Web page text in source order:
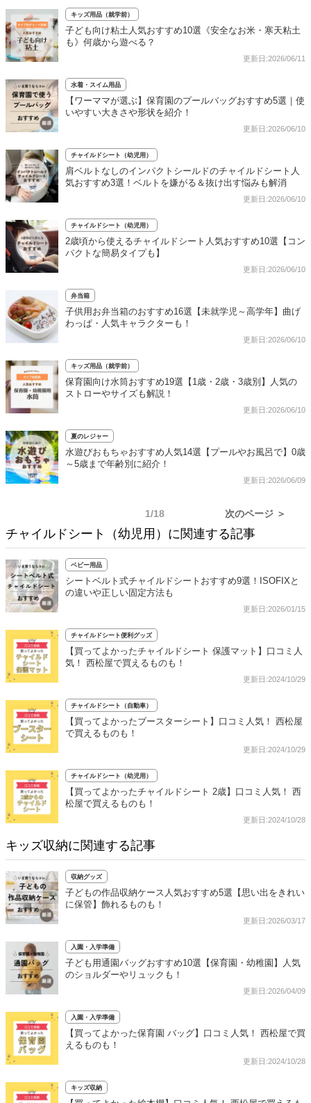
キッズ用品（就学前）
子ども向け粘土人気おすすめ10選《安全なお米・寒天粘土
も》何歳から遊べる？
更新日:2026/06/11
水着・スイム用品
【ワーママが選ぶ】保育園のプールバッグおすすめ5選｜使
いやすい大きさや形状を紹介！
更新日:2026/06/10
チャイルドシート（幼児用）
肩ベルトなしのインパクトシールドのチャイルドシート人
気おすすめ3選！ベルトを嫌がる＆抜け出す悩みも解消
更新日:2026/06/10
チャイルドシート（幼児用）
2歳頃から使えるチャイルドシート人気おすすめ10選【コン
パクトな簡易タイプも】
更新日:2026/06/10
弁当箱
子供用お弁当箱のおすすめ16選【未就学児～高学年】曲げ
わっぱ・人気キャラクターも！
更新日:2026/06/10
キッズ用品（就学前）
保育園向け水筒おすすめ19選【1歳・2歳・3歳別】人気の
ストローやサイズも解説！
更新日:2026/06/10
夏のレジャー
水遊びおもちゃおすすめ人気14選【プールやお風呂で】0歳
～5歳まで年齢別に紹介！
更新日:2026/06/09
1/18 次のページ ＞
チャイルドシート（幼児用）に関連する記事
ベビー用品
シートベルト式チャイルドシートおすすめ9選！ISOFIXと
の違いや正しい固定方法も
更新日:2026/01/15
チャイルドシート便利グッズ
【買ってよかったチャイルドシート 保護マット】口コミ人
気！ 西松屋で買えるものも！
更新日:2024/10/29
チャイルドシート（自動車）
【買ってよかったブースターシート】口コミ人気！ 西松屋
で買えるものも！
更新日:2024/10/29
チャイルドシート（幼児用）
【買ってよかったチャイルドシート 2歳】口コミ人気！ 西
松屋で買えるものも！
更新日:2024/10/28
キッズ収納に関連する記事
収納グッズ
子どもの作品収納ケース人気おすすめ5選【思い出をきれい
に保管】飾れるものも！
更新日:2026/03/17
入園・入学準備
子ども用通園バッグおすすめ10選【保育園・幼稚園】人気
のショルダーやリュックも！
更新日:2026/04/09
入園・入学準備
【買ってよかった保育園 バッグ】口コミ人気！ 西松屋で買
えるものも！
更新日:2024/10/28
キッズ収納